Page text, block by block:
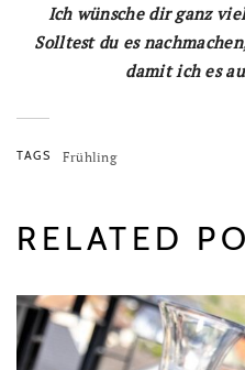
Ich wünsche dir ganz
Solltest du es
damit ich es
TAGS Frühling
RELATED